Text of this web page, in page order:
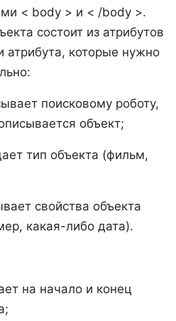
< body > и < /body >.
состоит из атрибутов
атрибута, которые нужно
поисковому роботу,
объект;
тип объекта (фильм,
свойства объекта
какая-либо дата).
на начало и конец